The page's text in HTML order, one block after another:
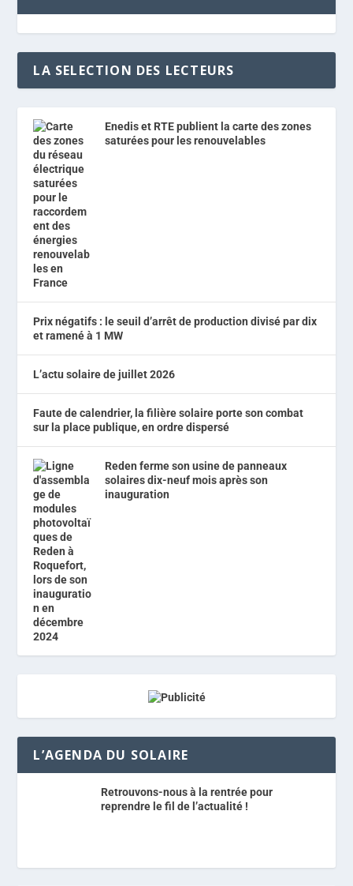
LA SELECTION DES LECTEURS
Enedis et RTE publient la carte des zones
saturées pour les renouvelables
Prix négatifs : le seuil d’arrêt de production divisé par dix
et ramené à 1 MW
L’actu solaire de juillet 2026
Faute de calendrier, la filière solaire porte son combat
sur la place publique, en ordre dispersé
Reden ferme son usine de panneaux
solaires dix-neuf mois après son
inauguration
L’AGENDA DU SOLAIRE
Retrouvons-nous à la rentrée pour
reprendre le fil de l’actualité !